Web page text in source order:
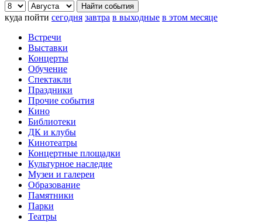
куда пойти сегодня завтра в выходные в этом месяце
Встречи
Выставки
Концерты
Обучение
Спектакли
Праздники
Прочие события
Кино
Библиотеки
ДК и клубы
Кинотеатры
Концертные площадки
Культурное наследие
Музеи и галереи
Образование
Памятники
Парки
Театры